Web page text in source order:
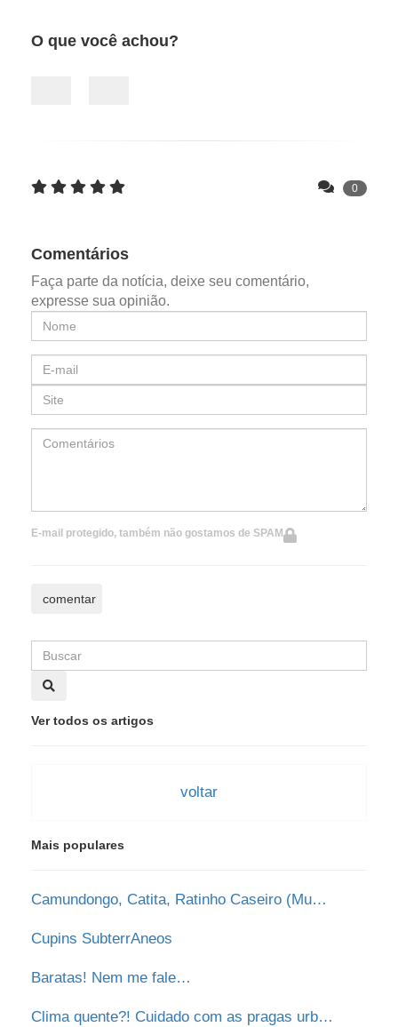
O que você achou?
0
Comentários
Faça parte da notícia, deixe seu comentário,
expresse sua opinião.
E-mail protegido, também não gostamos de SPAM
Ver todos os artigos
Mais populares
Camundongo, Catita, Ratinho Caseiro (Mus Musculus)
Cupins SubterrAneos
Baratas! Nem me fale…
Clima quente?! Cuidado com as pragas urbanas!